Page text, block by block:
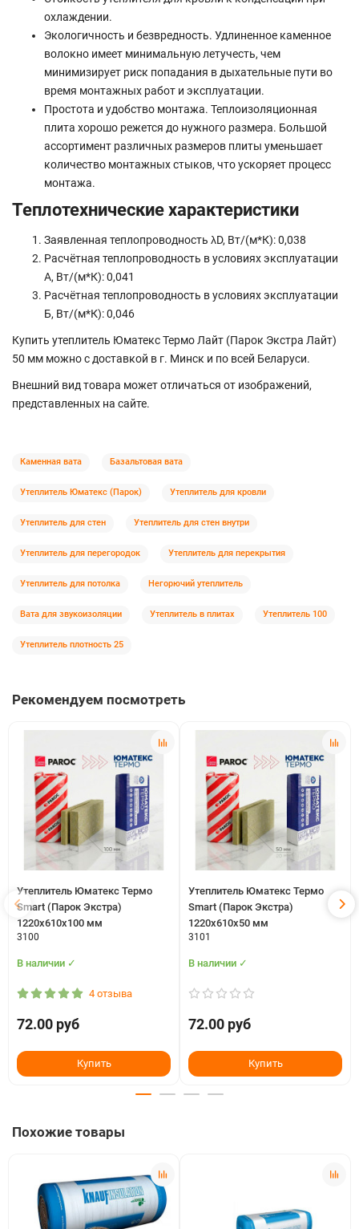
охлаждении.
Экологичность и безвредность. Удлиненное каменное
волокно имеет минимальную летучесть, чем
минимизирует риск попадания в дыхательные пути во
время монтажных работ и эксплуатации.
Простота и удобство монтажа. Теплоизоляционная
плита хорошо режется до нужного размера. Большой
ассортимент различных размеров плиты уменьшает
количество монтажных стыков, что ускоряет процесс
монтажа.
Теплотехнические характеристики
Заявленная теплопроводность λD, Вт/(м*К): 0,038
Расчётная теплопроводность в условиях эксплуатации
А, Вт/(м*К): 0,041
Расчётная теплопроводность в условиях эксплуатации
Б, Вт/(м*К): 0,046
Купить утеплитель Юматекс Термо Лайт (Парок Экстра Лайт)
50 мм можно с доставкой в г. Минск и по всей Беларуси.
Внешний вид товара может отличаться от изображений,
представленных на сайте.
Каменная вата Базальтовая вата
Утеплитель Юматекс (Парок) Утеплитель для кровли
Утеплитель для стен Утеплитель для стен внутри
Утеплитель для перегородок Утеплитель для перекрытия
Утеплитель для потолка Негорючий утеплитель
Вата для звукоизоляции Утеплитель в плитах Утеплитель 100
Утеплитель плотность 25
Рекомендуем посмотреть
Утеплитель Юматекс Термо
Smart (Парок Экстра)
1220х610х100 мм
3100
В наличии ✓
4 отзыва
72.00 руб
Купить
Утеплитель Юматекс Термо
Smart (Парок Экстра)
1220х610х50 мм
3101
В наличии ✓
72.00 руб
Купить
Похожие товары